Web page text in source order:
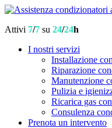
Attivi 7/7 su 24/24h
I nostri servizi
Installazione
Riparazione
Manutenzione
Pulizia e
Ricarica gas
Consulenza
Prenota un intervento